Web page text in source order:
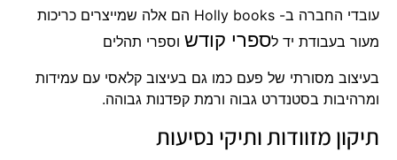
עובדי החברה ב- Holly books הם אלה שמייצרים כריכות
מעור בעבודת יד לספרי קודש וספרי תהלים
בעיצוב מסורתי של פעם כמו גם בעיצוב קלאסי עם עמידות
ומרהיבות בסטנדרט גבוה ורמת קפדנות גבוהה.
תיקון מזוודות ותיקי נסיעות